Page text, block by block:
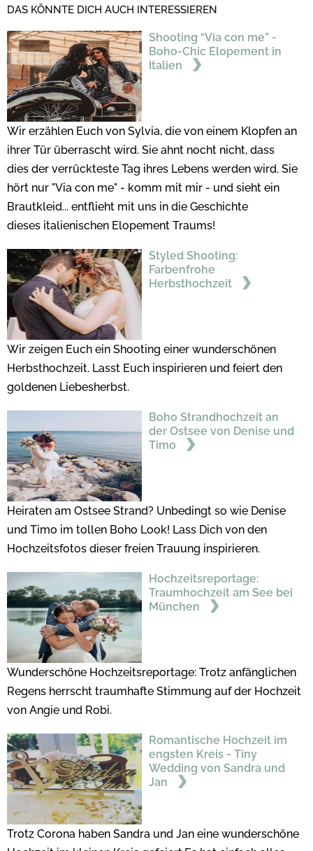
DAS KÖNNTE DICH AUCH INTERESSIEREN
Shooting “Via con me” -
Boho-Chic Elopement in
Italien
Wir erzählen Euch von Sylvia, die von einem Klopfen an
ihrer Tür überrascht wird. Sie ahnt nocht nicht, dass
dies der verrückteste Tag ihres Lebens werden wird. Sie
hört nur "Via con me" - komm mit mir - und sieht ein
Brautkleid... entflieht mit uns in die Geschichte
dieses italienischen Elopement Traums!
Styled Shooting:
Farbenfrohe
Herbsthochzeit
Wir zeigen Euch ein Shooting einer wunderschönen
Herbsthochzeit. Lasst Euch inspirieren und feiert den
goldenen Liebesherbst.
Boho Strandhochzeit an
der Ostsee von Denise und
Timo
Heiraten am Ostsee Strand? Unbedingt so wie Denise
und Timo im tollen Boho Look! Lass Dich von den
Hochzeitsfotos dieser freien Trauung inspirieren.
Hochzeitsreportage:
Traumhochzeit am See bei
München
Wunderschöne Hochzeitsreportage: Trotz anfänglichen
Regens herrscht traumhafte Stimmung auf der Hochzeit
von Angie und Robi.
Romantische Hochzeit im
engsten Kreis - Tiny
Wedding von Sandra und
Jan
Trotz Corona haben Sandra und Jan eine wunderschöne